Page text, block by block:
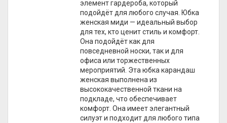
элемент гардероба, который
подойдёт для любого случая. Юбка
женская миди — идеальный выбор
для тех, кто ценит стиль и комфорт.
Она подойдёт как для
повседневной носки, так и для
офиса или торжественных
мероприятий. Эта юбка карандаш
женская выполнена из
высококачественной ткани на
подкладе, что обеспечивает
комфорт. Она имеет элегантный
силуэт и подходит для любого типа